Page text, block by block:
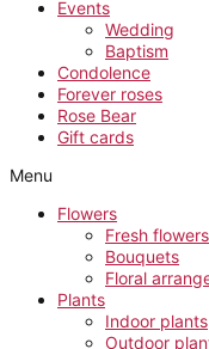
Events
Wedding
Baptism
Condolence
Forever roses
Rose Bear
Gift cards
Menu
Flowers
Fresh flowers
Bouquets
Floral
Plants
Indoor plants
Outdoor